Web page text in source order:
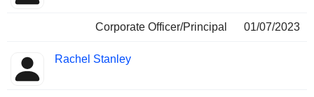
Corporate Officer/Principal 01/07/2023
Rachel Stanley